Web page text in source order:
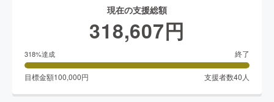
現在の支援総額
318,607円
318%達成 終了
目標金額100,000円 支援者数40 人